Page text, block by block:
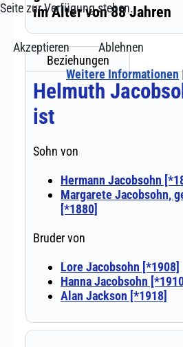
Seite zur Verfügung stehen.
Akzeptieren
Ablehnen
Weitere Informationen